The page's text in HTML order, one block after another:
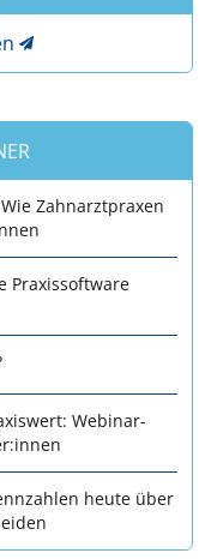
Zahnarztpraxen
Praxissoftware
Webinar-
heute über